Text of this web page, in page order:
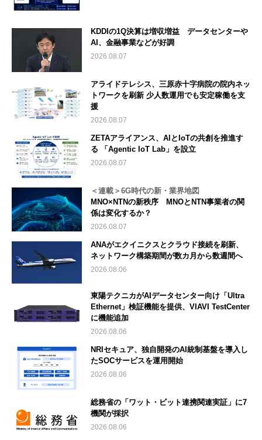
KDDIの1Q決算は増収増益 データセンターや
AI、金融事業などが好調
2026.08.07
アライドテレシス、三原赤十字病院の院内ネッ
トワークを刷新 少人数運用でも安定稼働を支
援
2026.08.07
ZETAアライアンス、AIとIoTの共創を推進す
る 「Agentic IoT Lab」を設立
2026.08.07
＜連載＞6G時代の新・業界地図
MNO×NTNの新秩序 MNOとNTN事業者の関
係は変化するか？
2026.08.07
ANAがエクイニクスとクラウド接続を刷新、
ネットワーク構築期間が数カ月から数週間へ
2026.08.06
東陽テクニカがAIデータセンター向け「Ultra
Ethernet」検証機能を提供、VIAVI TestCenter
に機能追加
2026.08.06
NRIセキュア、独自開発のAI統制基盤を導入し
たSOCサービスを運用開始
2026.08.06
総務省の「ワット・ビット連携関連実証」に7
機関が採択
2026.08.06